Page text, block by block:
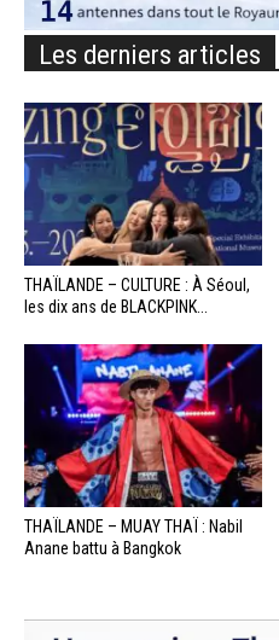
Les derniers articles
THAÏLANDE – CULTURE : À Séoul,
les dix ans de BLACKPINK...
THAÏLANDE – MUAY THAÏ : Nabil
Anane battu à Bangkok